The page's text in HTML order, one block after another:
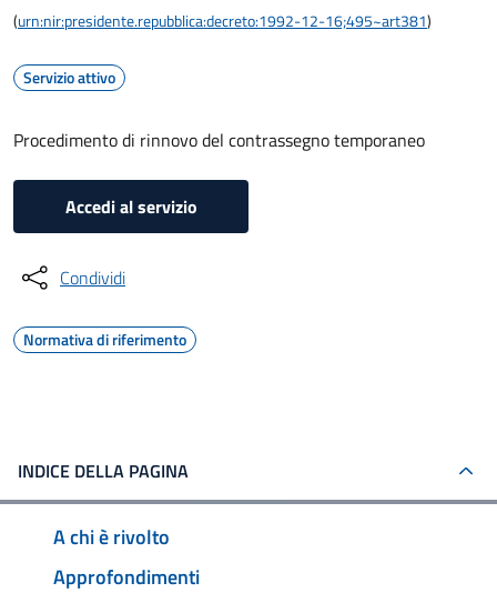
(urn:nir:presidente.repubblica:decreto:1992-12-16;495~art381)
Servizio attivo
Procedimento di rinnovo del contrassegno temporaneo
Accedi al servizio
Condividi
Normativa di riferimento
INDICE DELLA PAGINA
A chi è rivolto
Approfondimenti